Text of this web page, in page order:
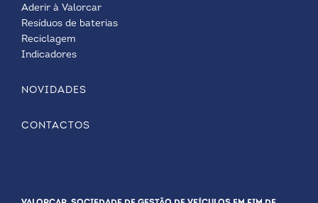
Aderir à Valorcar
Resíduos de baterias
Reciclagem
Indicadores
NOVIDADES
CONTACTOS